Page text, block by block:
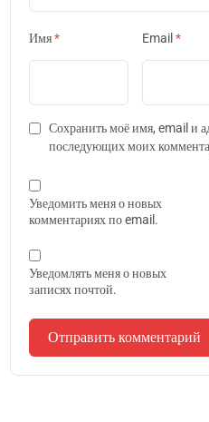
Имя* Email*
Сохранить моё имя, email и
последующих моих
Уведомить меня о новых
комментариях по email.
Уведомлять меня о новых
записях почтой.